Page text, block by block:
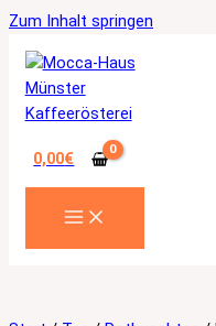
Zum Inhalt springen
0,00€